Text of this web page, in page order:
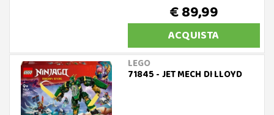
€ 89,99
ACQUISTA
LEGO
71845 - JET MECH DI LLOYD